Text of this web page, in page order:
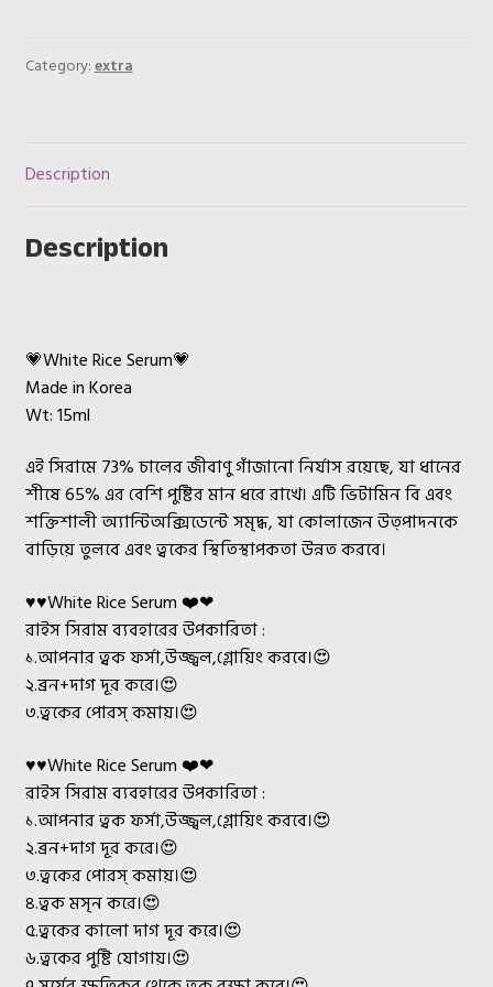
Category:extra
Description
Description
💗White Rice Serum💗
Made in Korea
Wt: 15ml
এই সিরামে 73% চালের জীবাণু গাঁজানো নির্যাস রয়েছে, যা ধানের
শীষে 65% এর বেশি পুষ্টির মান ধরে রাখে। এটি ভিটামিন বি এবং
শক্তিশালী অ্যান্টিঅক্সিডেন্টে সমৃদ্ধ, যা কোলাজেন উত্পাদনকে
বাড়িয়ে তুলবে এবং ত্বকের স্থিতিস্থাপকতা উন্নত করবে।
♥♥White Rice Serum ❤️❤
রাইস সিরাম ব্যবহারের উপকারিতা :
১.আপনার ত্বক ফর্সা,উজ্জ্বল,গ্লোয়িং করবে।😍
২.ব্রন+দাগ দূর করে।😍
৩.ত্বকের পোরস্ কমায়।😍
♥♥White Rice Serum ❤️❤
রাইস সিরাম ব্যবহারের উপকারিতা :
১.আপনার ত্বক ফর্সা,উজ্জ্বল,গ্লোয়িং করবে।😍
২.ব্রন+দাগ দূর করে।😍
৩.ত্বকের পোরস্ কমায়।😍
৪.ত্বক মসৃন করে।😍
৫.ত্বকের কালো দাগ দূর করে।😍
৬.ত্বকের পুষ্টি যোগায়।😍